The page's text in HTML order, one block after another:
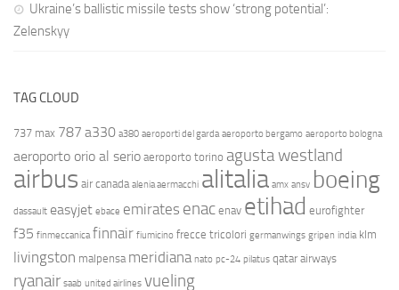
Ukraine’s ballistic missile tests show ‘strong potential’:
Zelenskyy
TAG CLOUD
737 max 787 a330 a380 aeroporti del garda aeroporto bergamo aeroporto bologna
aeroporto orio al serio aeroporto torino agusta westland
airbus air canada alenia aermacchi alitalia amx ansv boeing
dassault easyjet ebace emirates enac enav etihad eurofighter
f35 finmeccanica finnair fiumicino frecce tricolori germanwings gripen india klm
livingston malpensa meridiana nato pc-24 pilatus qatar airways
ryanair saab united airlines vueling